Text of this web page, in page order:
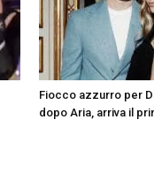
Fiocco azzurro per
dopo Aria, arriva il